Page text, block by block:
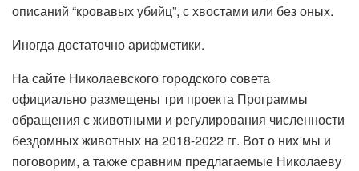
описаний “кровавых убийц”, с хвостами или без оных.
Иногда достаточно арифметики.
На сайте Николаевского городского совета
официально размещены три проекта Программы
обращения с животными и регулирования численности
бездомных животных на 2018-2022 гг. Вот о них мы и
поговорим, а также сравним предлагаемые Николаеву